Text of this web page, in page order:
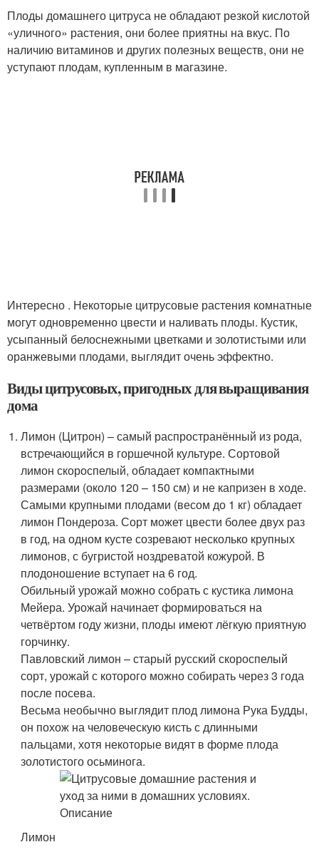
Плоды домашнего цитруса не обладают резкой кислотой
«уличного» растения, они более приятны на вкус. По
наличию витаминов и других полезных веществ, они не
уступают плодам, купленным в магазине.
Интересно . Некоторые цитрусовые растения комнатные
могут одновременно цвести и наливать плоды. Кустик,
усыпанный белоснежными цветками и золотистыми или
оранжевыми плодами, выглядит очень эффектно.
Виды цитрусовых, пригодных для выращивания
дома
Лимон (Цитрон) – самый распространённый из рода,
встречающийся в горшечной культуре. Сортовой
лимон скороспелый, обладает компактными
размерами (около 120 – 150 см) и не капризен в ходе.
Самыми крупными плодами (весом до 1 кг) обладает
лимон Пондероза. Сорт может цвести более двух раз
в год, на одном кусте созревают несколько крупных
лимонов, с бугристой ноздреватой кожурой. В
плодоношение вступает на 6 год.
Обильный урожай можно собрать с кустика лимона
Мейера. Урожай начинает формироваться на
четвёртом году жизни, плоды имеют лёгкую приятную
горчинку.
Павловский лимон – старый русский скороспелый
сорт, урожай с которого можно собирать через 3 года
после посева.
Весьма необычно выглядит плод лимона Рука Будды,
он похож на человеческую кисть с длинными
пальцами, хотя некоторые видят в форме плода
золотистого осьминога.
Лимон